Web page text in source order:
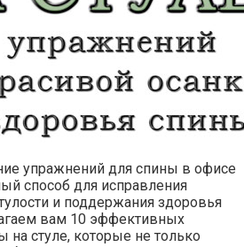
упражнений для спины в офисе
способ для исправления
и поддержания здоровья
вам 10 эффективных
на стуле, которые не только